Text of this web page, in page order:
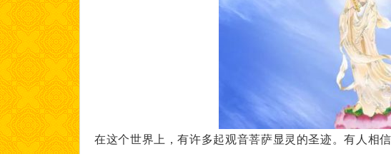
在这个世界上，有许多起观音菩萨显灵的圣迹。有人相